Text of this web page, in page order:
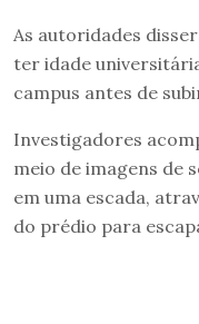
As autoridades
ter idade
campus antes de
Investigadores
meio de imagens de
em uma escada,
do prédio para